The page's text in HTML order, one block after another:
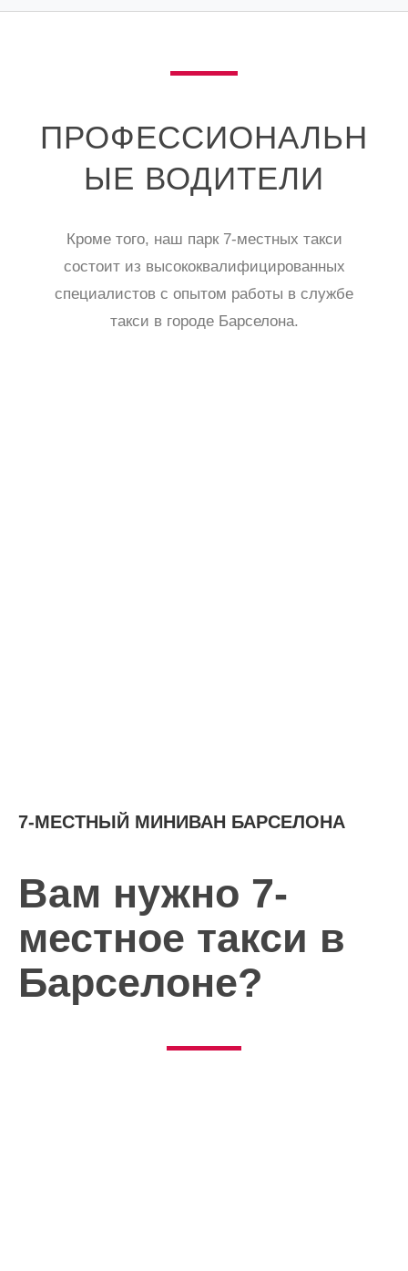
ПРОФЕССИОНАЛЬН
ЫЕ ВОДИТЕЛИ
Кроме того, наш парк 7-местных такси
состоит из высококвалифицированных
специалистов с опытом работы в службе
такси в городе Барселона.
7-МЕСТНЫЙ МИНИВАН БАРСЕЛОНА
Вам нужно 7-
местное такси в
Барселоне?